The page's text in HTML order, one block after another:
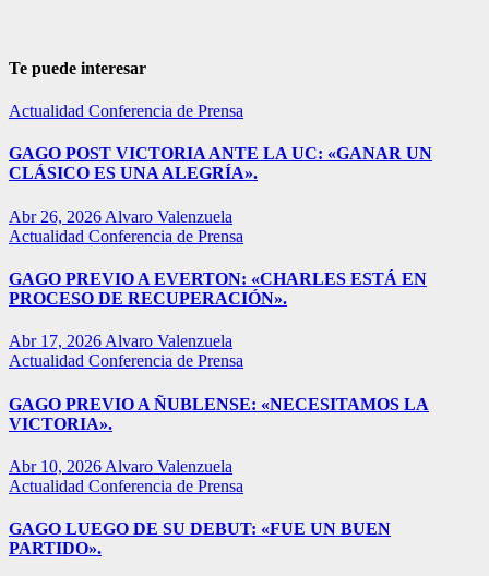
Te puede interesar
Actualidad Conferencia de Prensa
GAGO POST VICTORIA ANTE LA UC: «GANAR UN
CLÁSICO ES UNA ALEGRÍA».
Abr 26, 2026 Alvaro Valenzuela
Actualidad Conferencia de Prensa
GAGO PREVIO A EVERTON: «CHARLES ESTÁ EN
PROCESO DE RECUPERACIÓN».
Abr 17, 2026 Alvaro Valenzuela
Actualidad Conferencia de Prensa
GAGO PREVIO A ÑUBLENSE: «NECESITAMOS LA
VICTORIA».
Abr 10, 2026 Alvaro Valenzuela
Actualidad Conferencia de Prensa
GAGO LUEGO DE SU DEBUT: «FUE UN BUEN
PARTIDO».